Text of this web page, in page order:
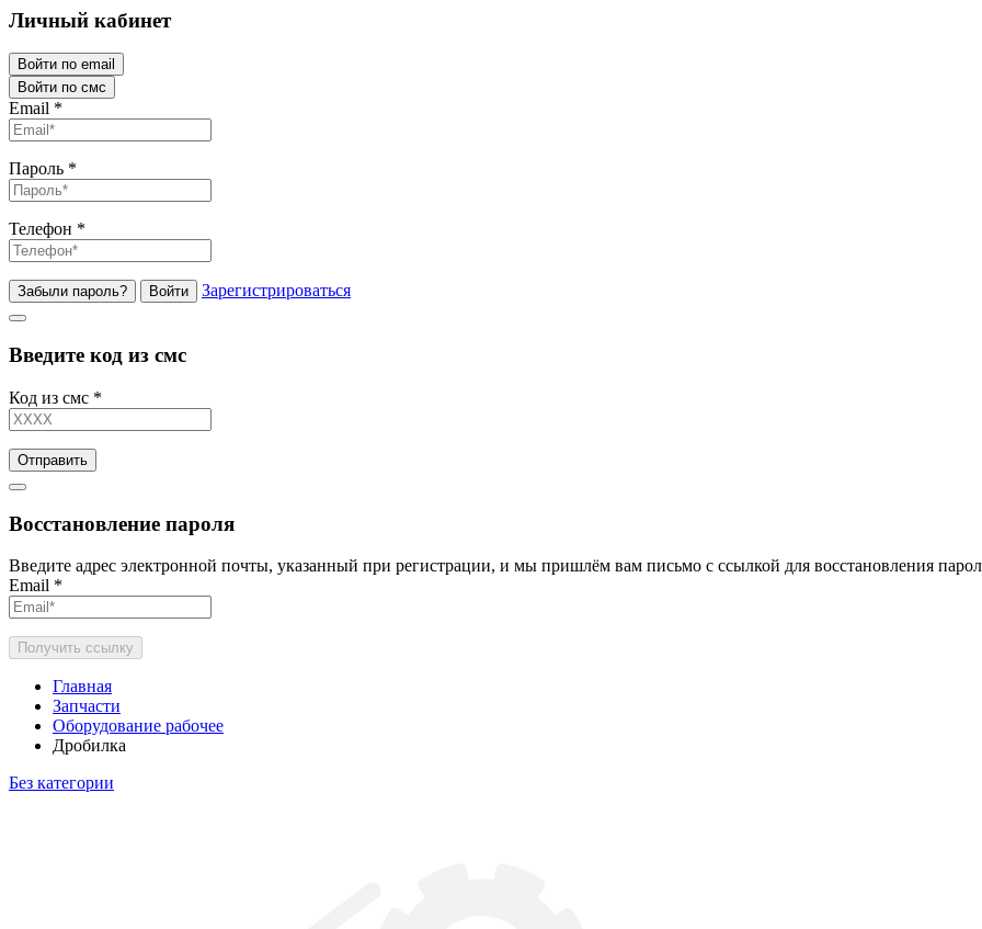
Личный кабинет
Войти по email
Войти по смс
Email *
Пароль *
Телефон *
Забыли пароль? Войти Зарегистрироваться
Введите код из смс
Код из смс *
Отправить
Восстановление пароля
Введите адрес электронной почты, указанный при регистрации, и мы пришлём вам письмо с ссылкой для восстановления
Email *
Получить ссылку
Главная
Запчасти
Оборудование рабочее
Дробилка
Без категории